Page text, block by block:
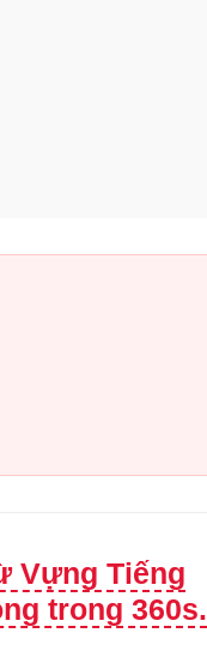
Vựng Tiếng
trong 360s.